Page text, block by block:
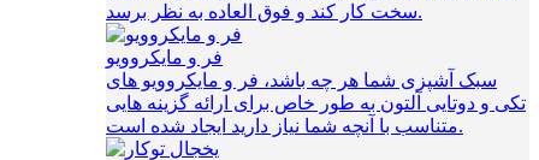
سخت کار کند و فوق العاده به نظر برسد.
فر و مایکروویو
سبک آشپزی شما هر چه باشد، فر و مایکروویو های
تکی و دوتایی آلتون به طور خاص برای ارائه گزینه هایی
متناسب با آنچه شما نیاز دارید ایجاد شده است.